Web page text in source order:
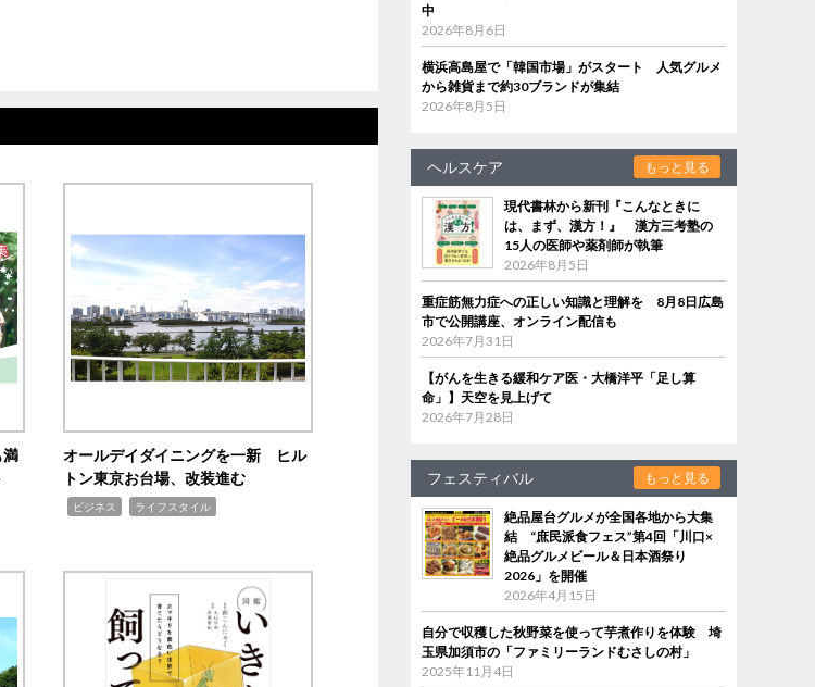
満
オールデイダイニングを一新 ヒル
トン東京お台場、改装進む
ビジネス ライフスタイル
中
2026年8月6日
横浜高島屋で「韓国市場」がスタート 人気グルメ
から雑貨まで約30ブランドが集結
2026年8月5日
ヘルスケア もっと見る
現代書林から新刊『こんなときに
は、まず、漢方！』 漢方三考塾の
15人の医師や薬剤師が執筆
2026年8月5日
重症筋無力症への正しい知識と理解を 8月8日広島
市で公開講座、オンライン配信も
2026年7月31日
【がんを生きる緩和ケア医・大橋洋平「足し算
命」】天空を見上げて
2026年7月28日
フェスティバル もっと見る
絶品屋台グルメが全国各地から大集
結 “庶民派食フェス”第4回「川口×
絶品グルメビール＆日本酒祭り
2026」を開催
2026年4月15日
自分で収穫した秋野菜を使って芋煮作りを体験 埼
玉県加須市の「ファミリーランドむさしの村」
2025年11月4日